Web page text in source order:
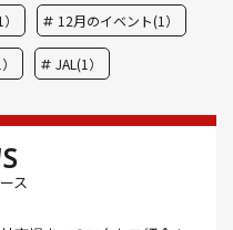
12月のイベント(1）
JAL(1）
ム店(1）
アド街(3）
ス